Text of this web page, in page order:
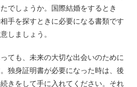
でしょうか。国際結婚をするとき
手を探すときに必要になる書類です
しましょう。
ても、未来の大切な出会いのために
独身証明書が必要になった時は、後
きをして手に入れてください。それ